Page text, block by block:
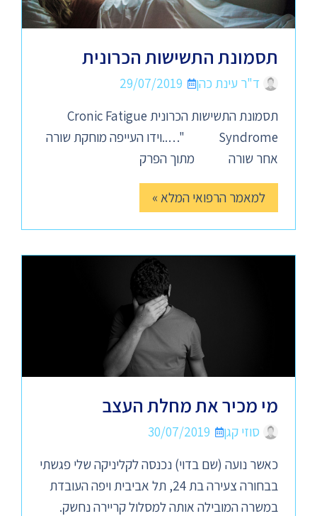
תסמונת התשישות הכרונית
ד"ר עינת כהן
29/07/2019
תסמונת התשישות הכרונית Cronic Fatigue
Syndrome "…..וידו העייפה מוחקת שורה
אחר שורה מתוך הפרק
למאמר הרפואי המלא »
מי מכיר את מחלת העצב
סוזי קגן
30/07/2019
כאשר נועה (שם בדוי) נכנסה לקליניקה שלי פגשתי
בבחורה צעירה בת 24, תל אביבית ויפה העובדת
במשרה המובילה אותה למסלול קריירה נחשק.